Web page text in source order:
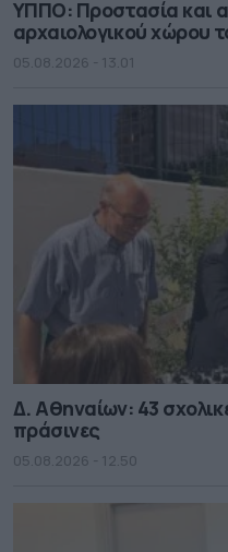
ΥΠΠΟ: Προστασία και
αρχαιολογικού χώρου
05.08.2026 - 13.01
Δ. Αθηναίων: 43
πράσινες
05.08.2026 - 12.50